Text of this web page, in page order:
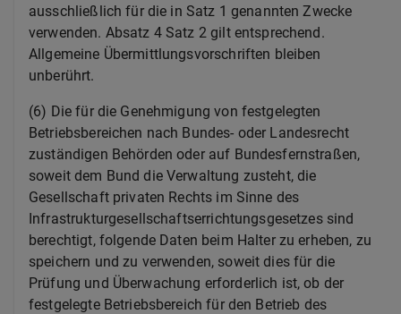
ausschließlich für die in Satz 1 genannten Zwecke
verwenden. Absatz 4 Satz 2 gilt entsprechend.
Allgemeine Übermittlungsvorschriften bleiben
unberührt.
(6) Die für die Genehmigung von festgelegten
Betriebsbereichen nach Bundes- oder Landesrecht
zuständigen Behörden oder auf Bundesfernstraßen,
soweit dem Bund die Verwaltung zusteht, die
Gesellschaft privaten Rechts im Sinne des
Infrastrukturgesellschaftserrichtungsgesetzes sind
berechtigt, folgende Daten beim Halter zu erheben, zu
speichern und zu verwenden, soweit dies für die
Prüfung und Überwachung erforderlich ist, ob der
festgelegte Betriebsbereich für den Betrieb des